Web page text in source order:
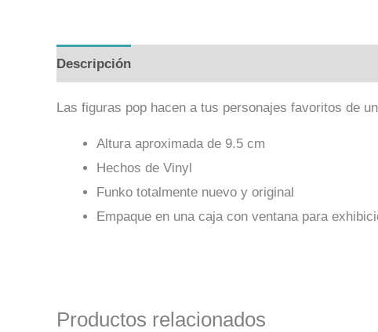
Descripción
Las figuras pop hacen a tus personajes favoritos de
Altura aproximada de 9.5 cm
Hechos de Vinyl
Funko totalmente nuevo y original
Empaque en una caja con ventana para
Productos relacionados